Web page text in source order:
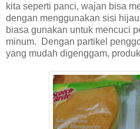
kita seperti panci, wajan bisa
dengan menggunakan sisi
biasa gunakan untuk mencuci
minum. Dengan partikel
yang mudah digenggam,